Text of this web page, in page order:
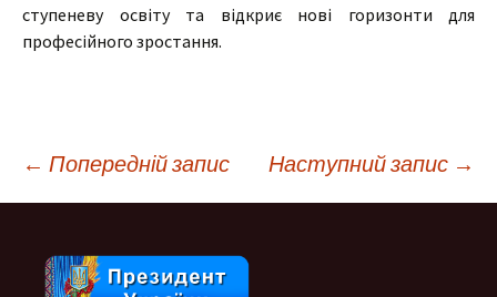
ступеневу освіту та відкриє нові горизонти для
професійного зростання.
Навігація
по
← Попередній запис Наступний запис →